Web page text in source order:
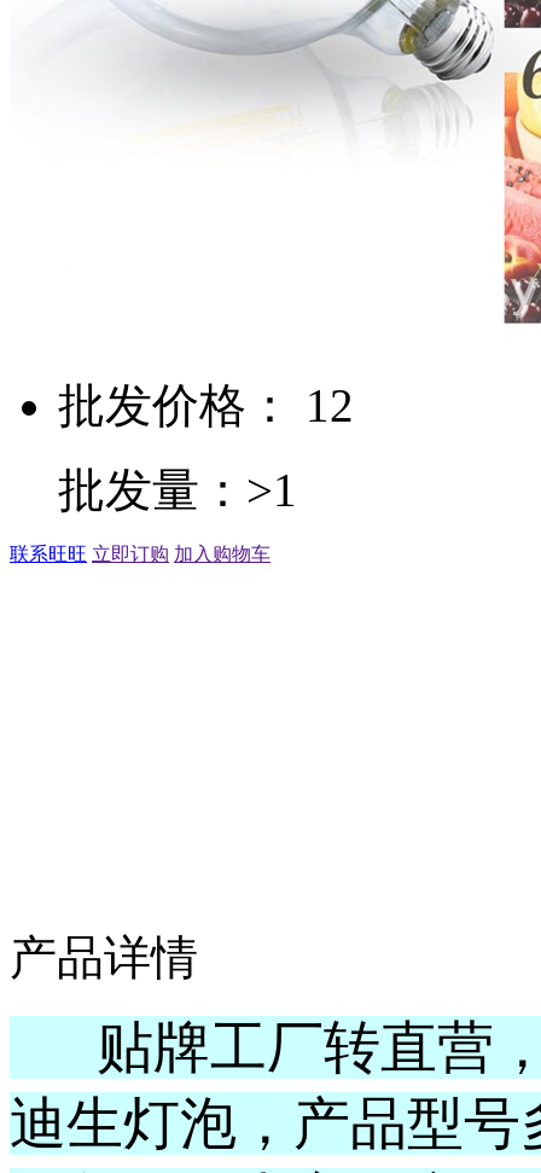
批发价格： 12
批发量：>1
联系旺旺 立即订购 加入购物车
产品详情
贴牌工厂转直营
迪生灯泡，产品型